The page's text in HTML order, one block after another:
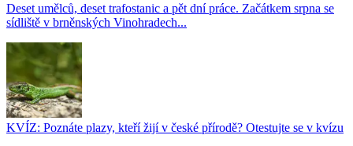
Deset umělců, deset trafostanic a pět dní práce. Začátkem srpna se
sídliště v brněnských Vinohradech...
KVÍZ: Poznáte plazy, kteří žijí v české přírodě? Otestujte se v kvízu